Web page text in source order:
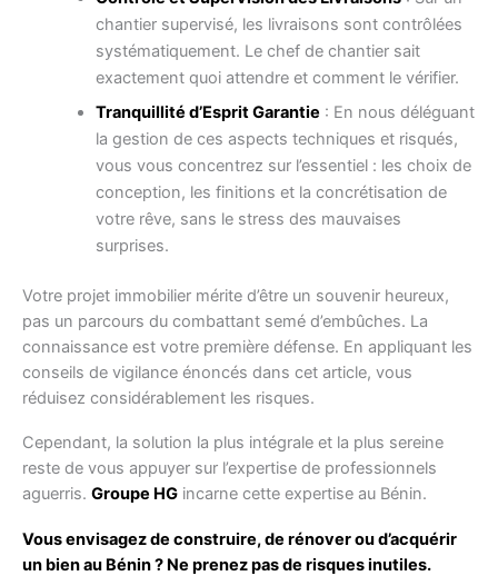
chantier supervisé, les livraisons sont contrôlées
systématiquement. Le chef de chantier sait
exactement quoi attendre et comment le vérifier.
Tranquillité d’Esprit Garantie : En nous déléguant
la gestion de ces aspects techniques et risqués,
vous vous concentrez sur l’essentiel : les choix de
conception, les finitions et la concrétisation de
votre rêve, sans le stress des mauvaises
surprises.
Votre projet immobilier mérite d’être un souvenir heureux,
pas un parcours du combattant semé d’embûches. La
connaissance est votre première défense. En appliquant les
conseils de vigilance énoncés dans cet article, vous
réduisez considérablement les risques.
Cependant, la solution la plus intégrale et la plus sereine
reste de vous appuyer sur l’expertise de professionnels
aguerris. Groupe HG incarne cette expertise au Bénin.
Vous envisagez de construire, de rénover ou d’acquérir
un bien au Bénin ? Ne prenez pas de risques inutiles.